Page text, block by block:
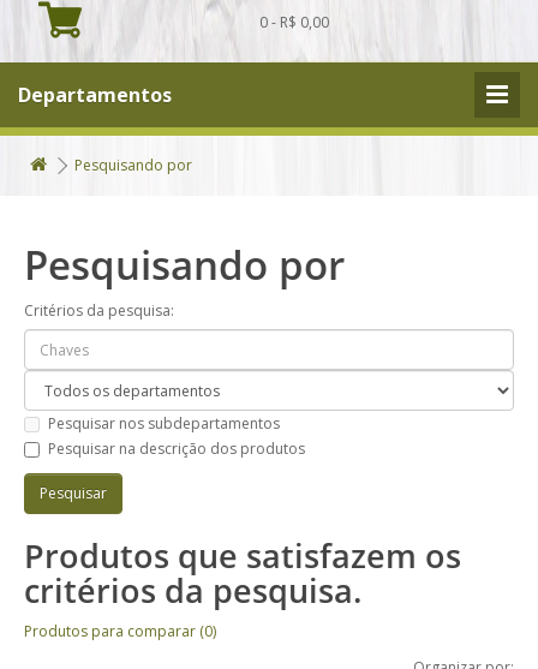
0 - R$ 0,00
Departamentos
Pesquisando por
Pesquisando por
Critérios da pesquisa:
Pesquisar nos subdepartamentos
Pesquisar na descrição dos produtos
Produtos que satisfazem os
critérios da pesquisa.
Produtos para comparar (0)